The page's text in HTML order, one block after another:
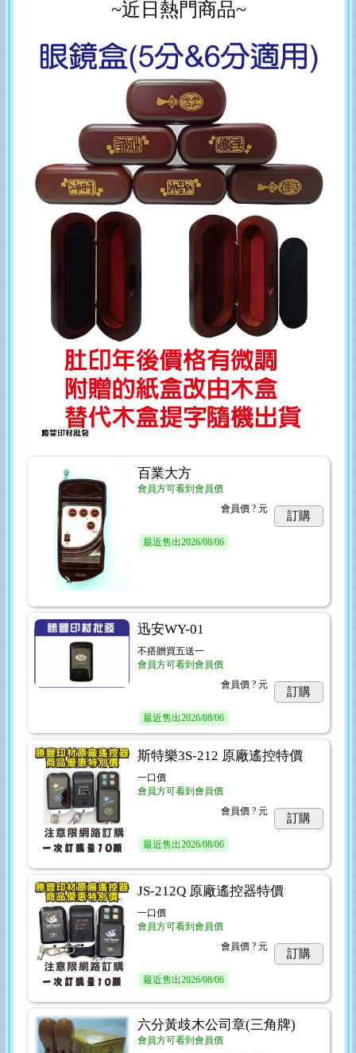
~近日熱門商品~
百業大方
會員方可看到會員價
會員價? 元
訂購
最近售出2026/08/06
迅安WY-01
不搭贈買五送一
會員方可看到會員價
會員價? 元
訂購
最近售出2026/08/06
斯特樂3S-212 原廠遙控特價
一口價
會員方可看到會員價
會員價? 元
訂購
最近售出2026/08/06
JS-212Q 原廠遙控器特價
一口價
會員方可看到會員價
會員價? 元
訂購
最近售出2026/08/06
六分黃歧木公司章(三角牌)
會員方可看到會員價